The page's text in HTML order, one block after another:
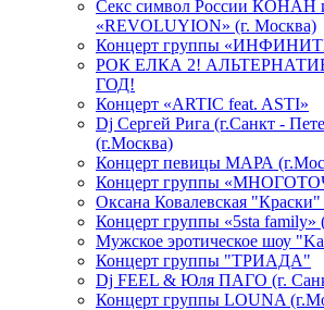
Секс символ России КОНАН
«REVOLUYION» (г. Москва)
Концерт группы
РОК ЕЛКА 2!
ГОД!
Концерт «ARTIC feat. ASTI»
Dj Сергей Рига (г.Санкт -
(г.Москва)
Концерт певицы МАРА
Концерт группы
Оксана Ковалевская
Концерт группы «5sta family»
Мужское эротическое шоу
Концерт группы "ТРИАДА"
Dj FEEL & Юля ПАГО (г.
Концерт группы LOUNA